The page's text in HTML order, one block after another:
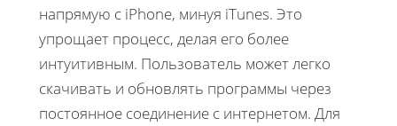
напрямую с iPhone, минуя iTunes. Это
упрощает процесс, делая его более
интуитивным. Пользователь может легко
скачивать и обновлять программы через
постоянное соединение с интернетом. Для